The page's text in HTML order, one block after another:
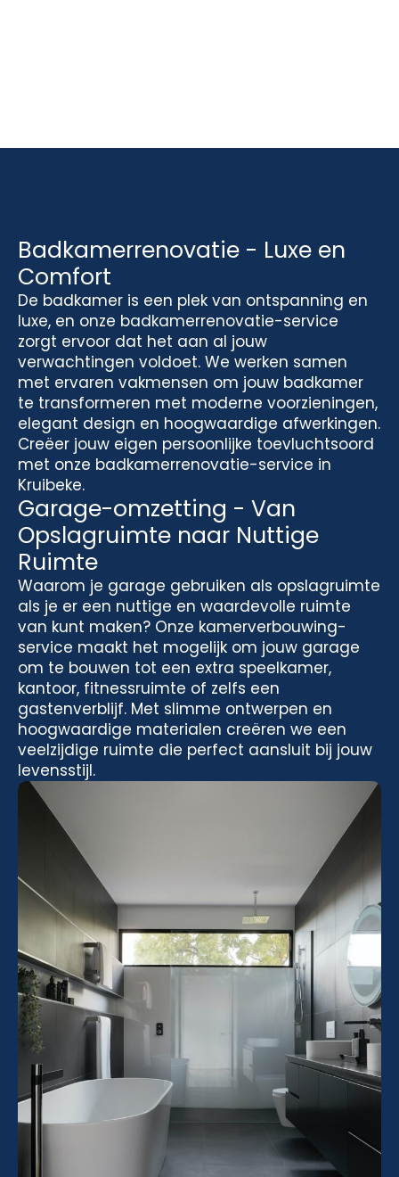
Badkamerrenovatie - Luxe en
Comfort
De badkamer is een plek van ontspanning en
luxe, en onze badkamerrenovatie-service
zorgt ervoor dat het aan al jouw
verwachtingen voldoet. We werken samen
met ervaren vakmensen om jouw badkamer
te transformeren met moderne voorzieningen,
elegant design en hoogwaardige afwerkingen.
Creëer jouw eigen persoonlijke toevluchtsoord
met onze badkamerrenovatie-service in
Kruibeke.
Garage-omzetting - Van
Opslagruimte naar Nuttige
Ruimte
Waarom je garage gebruiken als opslagruimte
als je er een nuttige en waardevolle ruimte
van kunt maken? Onze kamerverbouwing-
service maakt het mogelijk om jouw garage
om te bouwen tot een extra speelkamer,
kantoor, fitnessruimte of zelfs een
gastenverblijf. Met slimme ontwerpen en
hoogwaardige materialen creëren we een
veelzijdige ruimte die perfect aansluit bij jouw
levensstijl.